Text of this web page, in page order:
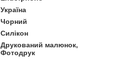
Україна
Чорний
Силікон
Друкований малюнок,
Фотодрук